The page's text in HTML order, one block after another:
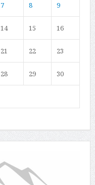
7 8 9
14 15 16
21 22 23
28 29 30